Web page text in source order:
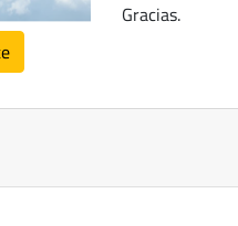
Gracias.